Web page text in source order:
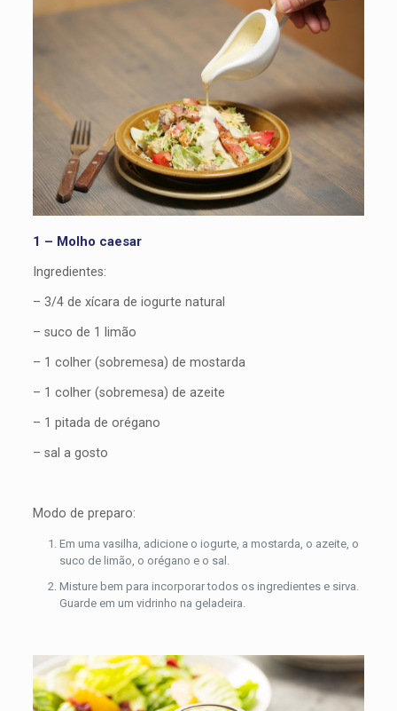
1 – Molho caesar
Ingredientes:
– 3/4 de xícara de iogurte natural
– suco de 1 limão
– 1 colher (sobremesa) de mostarda
– 1 colher (sobremesa) de azeite
– 1 pitada de orégano
– sal a gosto
Modo de preparo:
Em uma vasilha, adicione o iogurte, a mostarda, o azeite, o
suco de limão, o orégano e o sal.
Misture bem para incorporar todos os ingredientes e sirva.
Guarde em um vidrinho na geladeira.